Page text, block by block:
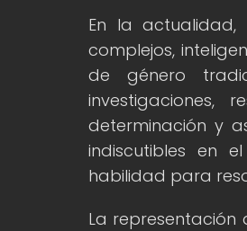
En la actualidad,
complejos,
de género
investigaciones,
determinación y
indiscutibles en
habilidad para
La representación